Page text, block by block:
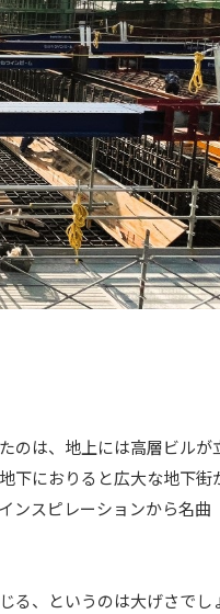
のは、地上には高層ビルが
下におりると広大な地下街
ンスピレーションから名曲
、というのは大げさでし